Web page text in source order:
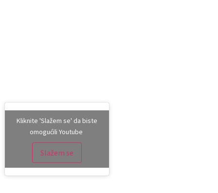
Kliknite 'Slažem se' da biste
omogućili Youtube
Slažem se